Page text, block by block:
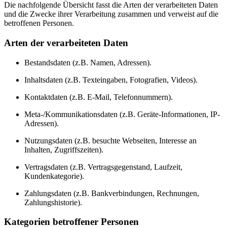
Die nachfolgende Übersicht fasst die Arten der verarbeiteten Daten
und die Zwecke ihrer Verarbeitung zusammen und verweist auf die
betroffenen Personen.
Arten der verarbeiteten Daten
Bestandsdaten (z.B. Namen, Adressen).
Inhaltsdaten (z.B. Texteingaben, Fotografien, Videos).
Kontaktdaten (z.B. E-Mail, Telefonnummern).
Meta-/Kommunikationsdaten (z.B. Geräte-Informationen, IP-
Adressen).
Nutzungsdaten (z.B. besuchte Webseiten, Interesse an
Inhalten, Zugriffszeiten).
Vertragsdaten (z.B. Vertragsgegenstand, Laufzeit,
Kundenkategorie).
Zahlungsdaten (z.B. Bankverbindungen, Rechnungen,
Zahlungshistorie).
Kategorien betroffener Personen